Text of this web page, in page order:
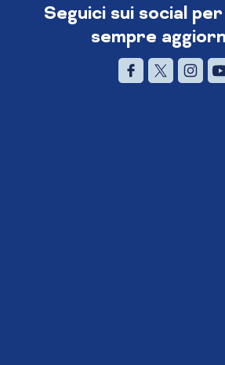
Seguici sui social
sempre